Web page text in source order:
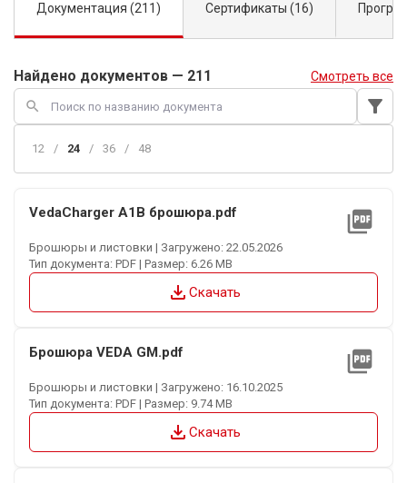
Документация (211) Сертификаты (16)
Найдено документов — 211 Смотреть все
search filter_alt
12 / 24 / 36 / 48
VedaCharger A1B брошюра.pdf picture_as_pdf
Брошюры и листовки | Загружено: 22.05.2026
Тип документа: PDF | Размер: 6.26 MB
file_download Скачать
Брошюра VEDA GM.pdf picture_as_pdf
Брошюры и листовки | Загружено: 16.10.2025
Тип документа: PDF | Размер: 9.74 MB
file_download Скачать